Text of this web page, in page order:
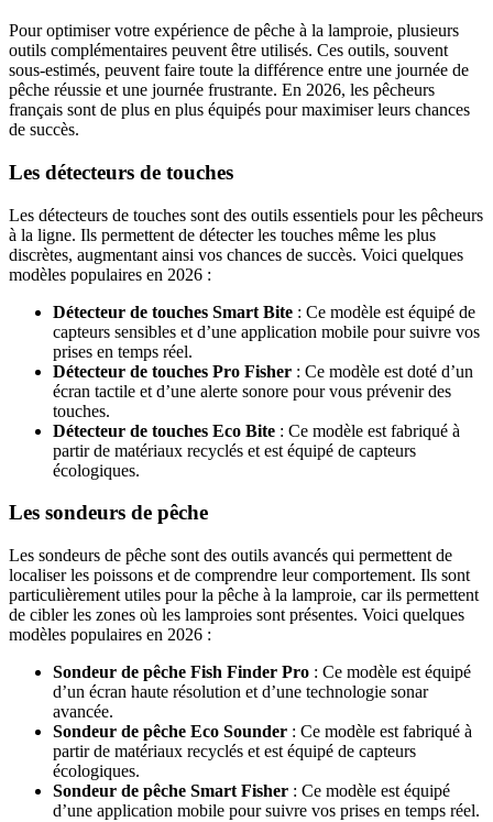
Pour optimiser votre expérience de pêche à la lamproie, plusieurs
outils complémentaires peuvent être utilisés. Ces outils, souvent
sous-estimés, peuvent faire toute la différence entre une journée de
pêche réussie et une journée frustrante. En 2026, les pêcheurs
français sont de plus en plus équipés pour maximiser leurs chances
de succès.
Les détecteurs de touches
Les détecteurs de touches sont des outils essentiels pour les pêcheurs
à la ligne. Ils permettent de détecter les touches même les plus
discrètes, augmentant ainsi vos chances de succès. Voici quelques
modèles populaires en 2026 :
Détecteur de touches Smart Bite : Ce modèle est équipé de
capteurs sensibles et d’une application mobile pour suivre vos
prises en temps réel.
Détecteur de touches Pro Fisher : Ce modèle est doté d’un
écran tactile et d’une alerte sonore pour vous prévenir des
touches.
Détecteur de touches Eco Bite : Ce modèle est fabriqué à
partir de matériaux recyclés et est équipé de capteurs
écologiques.
Les sondeurs de pêche
Les sondeurs de pêche sont des outils avancés qui permettent de
localiser les poissons et de comprendre leur comportement. Ils sont
particulièrement utiles pour la pêche à la lamproie, car ils permettent
de cibler les zones où les lamproies sont présentes. Voici quelques
modèles populaires en 2026 :
Sondeur de pêche Fish Finder Pro : Ce modèle est équipé
d’un écran haute résolution et d’une technologie sonar
avancée.
Sondeur de pêche Eco Sounder : Ce modèle est fabriqué à
partir de matériaux recyclés et est équipé de capteurs
écologiques.
Sondeur de pêche Smart Fisher : Ce modèle est équipé
d’une application mobile pour suivre vos prises en temps réel.